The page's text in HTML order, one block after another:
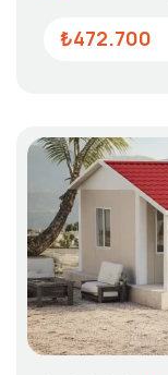
₺472.700